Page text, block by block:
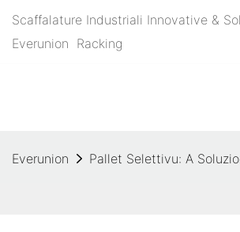
Scaffalature Industriali Innovative &
Everunion Racking
Everunion Pallet Selettivu: A